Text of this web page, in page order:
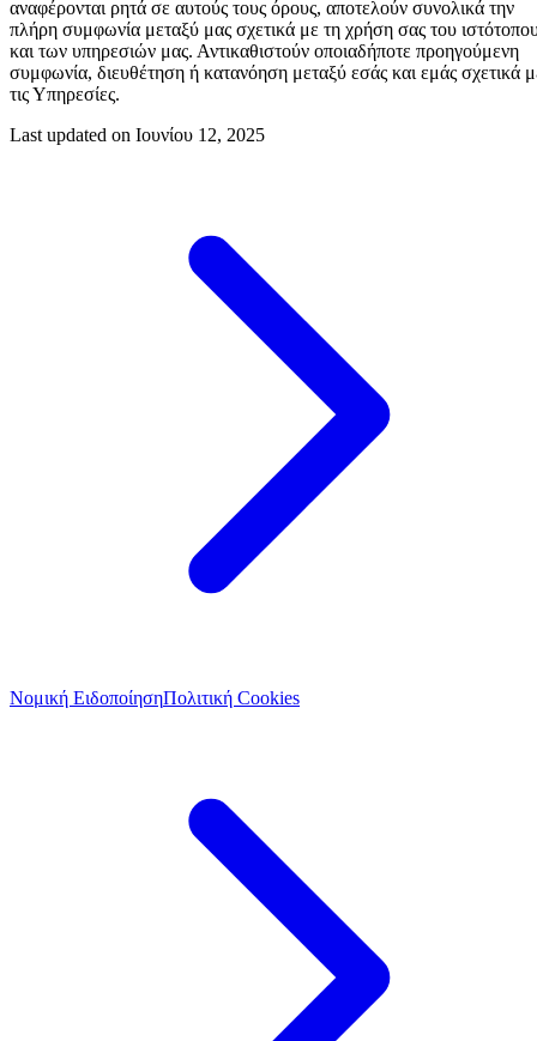
αναφέρονται ρητά σε αυτούς τους όρους, αποτελούν συνολικά την
πλήρη συμφωνία μεταξύ μας σχετικά με τη χρήση σας του
και των υπηρεσιών μας. Αντικαθιστούν οποιαδήποτε προηγούμενη
συμφωνία, διευθέτηση ή κατανόηση μεταξύ εσάς και εμάς σχετικά
τις Υπηρεσίες.
Last updated on Ιουνίου 12, 2025
Νομική ΕιδοποίησηΠολιτική Cookies